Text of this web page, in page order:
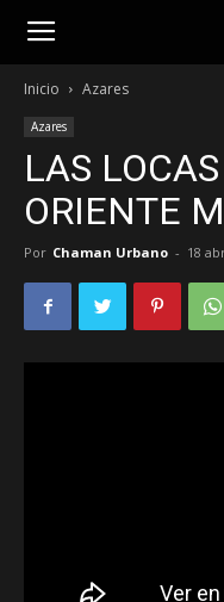
panfletonegro
Inicio Azares
Azares
LAS
ORIENTE
Por Chaman Urbano - 18